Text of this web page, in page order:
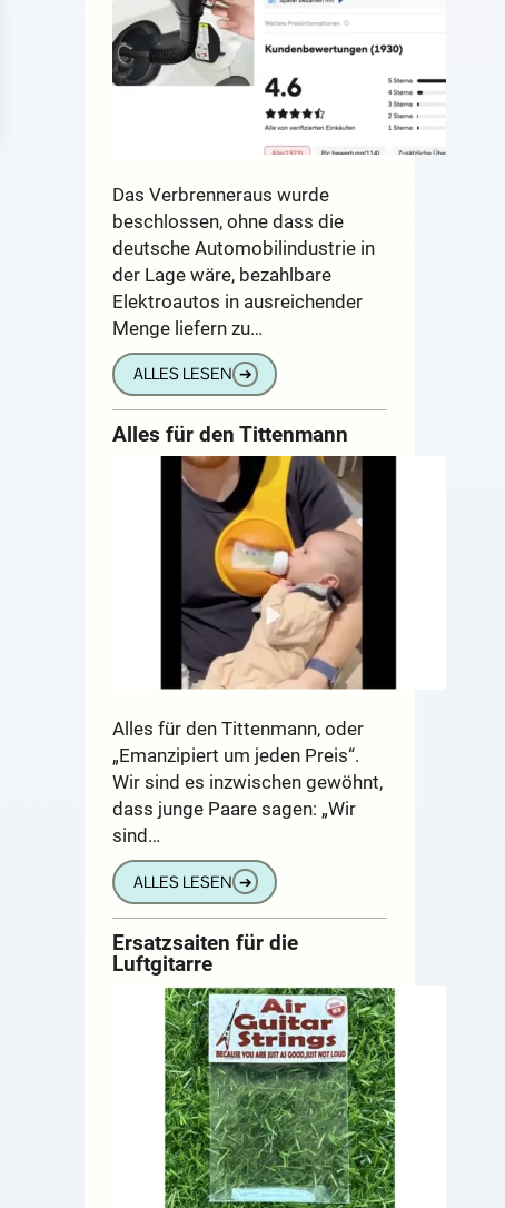
Das Verbrenneraus wurde
beschlossen, ohne dass die
deutsche Automobilindustrie in
der Lage wäre, bezahlbare
Elektroautos in ausreichender
Menge liefern zu…
ALLES LESEN ➔
Alles für den Tittenmann
Alles für den Tittenmann, oder
„Emanzipiert um jeden Preis“.
Wir sind es inzwischen gewöhnt,
dass junge Paare sagen: „Wir
sind…
ALLES LESEN ➔
Ersatzsaiten für die
Luftgitarre